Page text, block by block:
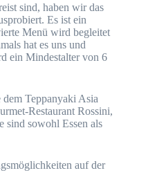
sind, haben wir das
Es ist ein
Menü wird begleitet
hat es uns und
ein Mindestalter von 6
Teppanyaki Asia
Restaurant Rossini,
sind sowohl Essen als
auf der